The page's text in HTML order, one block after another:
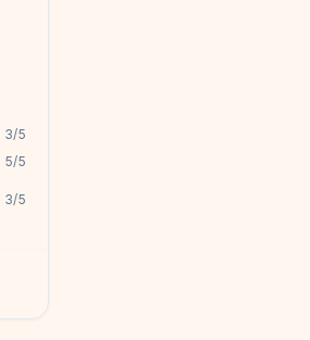
3/5
5/5
3/5